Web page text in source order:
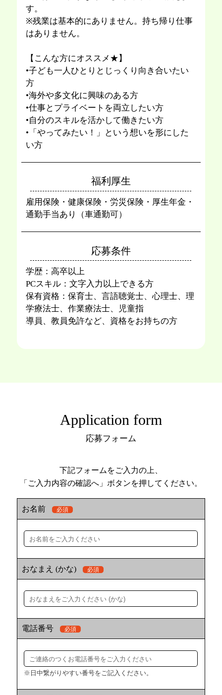
す。
※残業は基本的にありません。持ち帰り仕事
はありません。
【こんな⽅にオススメ★】
•⼦ども⼀⼈ひとりとじっくり向き合いたい
⽅
•海外や多⽂化に興味のある⽅
•仕事とプライベートを両⽴したい⽅
•⾃分のスキルを活かして働きたい⽅
•「やってみたい！」という想いを形にした
い⽅
福利厚⽣
雇用保険・健康保険・労災保険・厚⽣年⾦・
通勤⼿当あり（⾞通勤可）
応募条件
学歴：⾼卒以上
PCスキル：⽂字⼊⼒以上できる⽅
保有資格：保育⼠、⾔語聴覚⼠、⼼理⼠、理
学療法⼠、作業療法⼠、児童指
導員、教員免許など、資格をお持ちの⽅
Application form
応募フォーム
下記フォームをご入力の上、
「ご入力内容の確認へ」ボタンを押してください。
お名前 必須
おなまえ (かな) 必須
電話番号 必須
※⽇中繋がりやすい番号をご記⼊ください。